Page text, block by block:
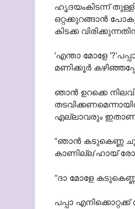
ഹൃദയംകിടന്ന്
ഒറ്റക്കുറങ്ങാന്‍
കിടക്ക
‘എന്താ മോളേ
മണിക്കൂര്‍
ഞാന്‍ ഉറക്കെ
എല്ലാവരും
“ഞാന്‍ കടുകെണ്ണ
കാണില്ല’ഹായ്
“ദാ മോളേ
പപ്പാ